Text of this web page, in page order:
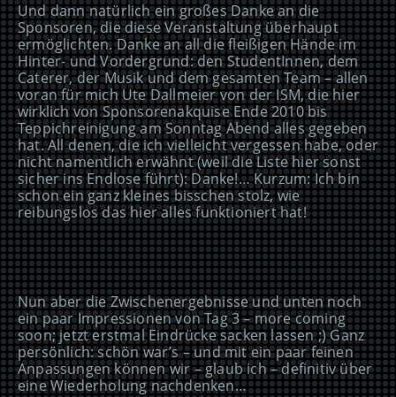
Und dann natürlich ein großes Danke an die
Sponsoren, die diese Veranstaltung überhaupt
ermöglichten. Danke an all die fleißigen Hände im
Hinter- und Vordergrund: den StudentInnen, dem
Caterer, der Musik und dem gesamten Team – allen
voran für mich Ute Dallmeier von der ISM, die hier
wirklich von Sponsorenakquise Ende 2010 bis
Teppichreinigung am Sonntag Abend alles gegeben
hat. All denen, die ich vielleicht vergessen habe, oder
nicht namentlich erwähnt (weil die Liste hier sonst
sicher ins Endlose führt): Danke!… Kurzum: Ich bin
schon ein ganz kleines bisschen stolz, wie
reibungslos das hier alles funktioniert hat!
Nun aber die Zwischenergebnisse und unten noch
ein paar Impressionen von Tag 3 – more coming
soon; jetzt erstmal Eindrücke sacken lassen ;) Ganz
persönlich: schön war’s – und mit ein paar feinen
Anpassungen können wir – glaub ich – definitiv über
eine Wiederholung nachdenken…